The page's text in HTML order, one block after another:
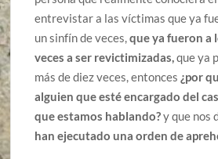
entrevistar a las víctimas que ya
un sinfín de veces,que ya fueron a
veces a ser revictimizadas,que ya
más de diez veces, entonces ¿por
alguien que esté encargado del
que estamos hablando?y que nos
han ejecutado una orden de